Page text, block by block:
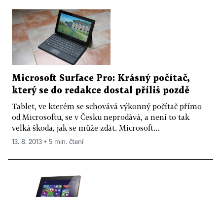
Microsoft Surface Pro: Krásný počítač,
který se do redakce dostal příliš pozdě
Tablet, ve kterém se schovává výkonný počítač přímo
od Microsoftu, se v Česku neprodává, a není to tak
velká škoda, jak se může zdát. Microsoft...
13. 8. 2013 ▪ 5 min. čtení